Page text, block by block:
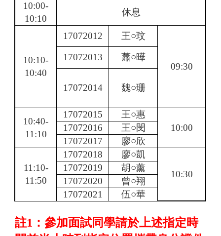
10:00-
10:10
休息
10:10-
10:40
17072012 王○玟
09:30
17072013 蕭○曄
17072014 魏○珊
10:40-
11:10
17072015
王○惠
10:00
17072016
王○閔
17072017
廖○欣
11:10-
11:50
17072018
廖○凱
10:30
17072019
胡○薰
17072020
曾○翔
17072021
伍○華
註1 ：參加面試同學請於上述指定時